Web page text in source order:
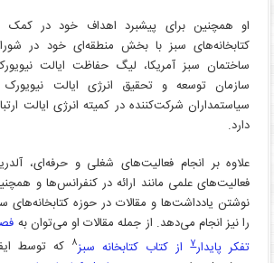
او همچنین برای پیشبرد اهداف خود در کمک
کتابخانه­‌های سبز با بخش منطقه‌­ای خود در
ساختمان سبز آمریکا، لیگ حفاظت ایالت
سازمان توسعه و تحقیق انرژی ایالت
سیاستمداران شرکت‌کننده در کمیته انرژی ایالت
دارد.
علاوه بر انجام فعالیت­‌های شغلی و حرفه­‌ای،
فعالیت‌های علمی مانند ارائه در کنفرانس‌­ها و
نوشتن یادداشت­‌ها و مقالات در حوزه کتابخانه‌­های
را نیز انجام می‌­دهد. از جمله مقالات او می‌­توان به
تفکر پایدار۷از کتاب کتابخانه سبز۸ که توسط